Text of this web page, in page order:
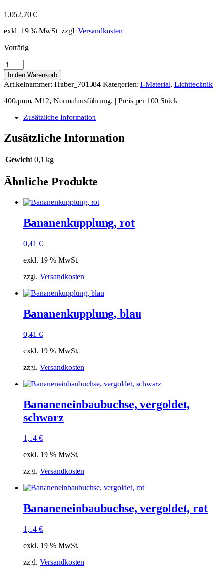
1.052,70 €
exkl. 19 % MwSt. zzgl. Versandkosten
Vorrätig
Kerbkabelschuhe,
Ringform
Menge
In den Warenkorb
Artikelnummer: Huber_701384 Kategorien: I-Material, Lichttechnik
400qmm, M12; Normalausführung; | Preis per 100 Stück
Zusätzliche Information
Zusätzliche Information
Gewicht 0,1 kg
Ähnliche Produkte
Bananenkupplung, rot
0,41 €
exkl. 19 % MwSt.
zzgl. Versandkosten
Bananenkupplung, blau
0,41 €
exkl. 19 % MwSt.
zzgl. Versandkosten
Bananeneinbaubuchse, vergoldet,
schwarz
1,14 €
exkl. 19 % MwSt.
zzgl. Versandkosten
Bananeneinbaubuchse, vergoldet, rot
1,14 €
exkl. 19 % MwSt.
zzgl. Versandkosten